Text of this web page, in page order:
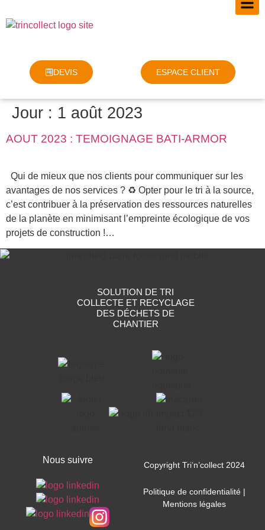
DEVIS ESPACE CLIENT
Jour : 1 août 2023
AOUT 2023 : TEMOIGNAGE BATI-ARMOR
Qui de mieux que nos clients pour communiquer sur les
avantages de nos services ? ♻️ Opter pour le tri à la source,
c’est contribuer à la préservation des ressources naturelles
de la planète en minimisant l’empreinte écologique de vos
projets de construction !…
SOLUTION DE TRI
COLLECTE ET RECYCLAGE
DES DÉCHETS DE
CHANTIER
Nous suivre Copyright Tri’n’collect 2024
Politique de confidentialité|
Mentions légales